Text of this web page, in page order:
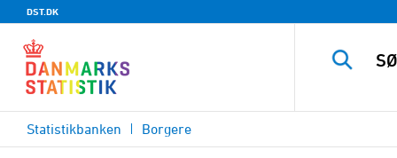
DST.DK
Statistikbanken Borgere